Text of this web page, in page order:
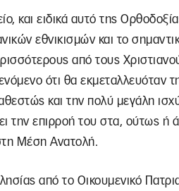
και ειδικά αυτό της
εθνικισμών και το
από τους
ότι θα εκμεταλλευόταν
και την πολύ μεγάλη
την επιρροή του στα, ούτως ή
Μέση Ανατολή.
από το Οικουμενικό